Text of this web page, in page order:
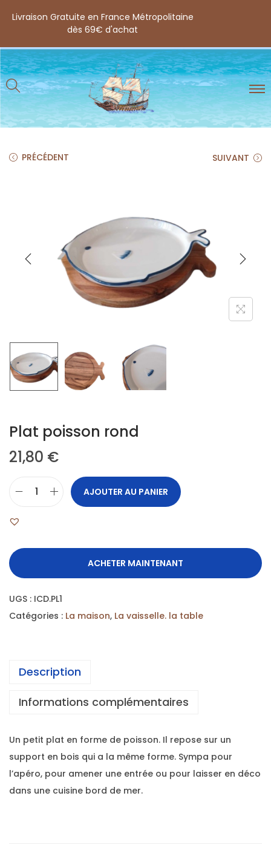
Livraison Gratuite en France Métropolitaine
dès 69€ d'achat
PRÉCÉDENT SUIVANT
Plat poisson rond
21,80 €
AJOUTER AU PANIER
ACHETER MAINTENANT
UGS : ICD.PL1
Catégories : La maison, La vaisselle. la table
Description
Informations complémentaires
Un petit plat en forme de poisson. Il repose sur un
support en bois qui a la même forme. Sympa pour
l’apéro, pour amener une entrée ou pour laisser en déco
dans une cuisine bord de mer.